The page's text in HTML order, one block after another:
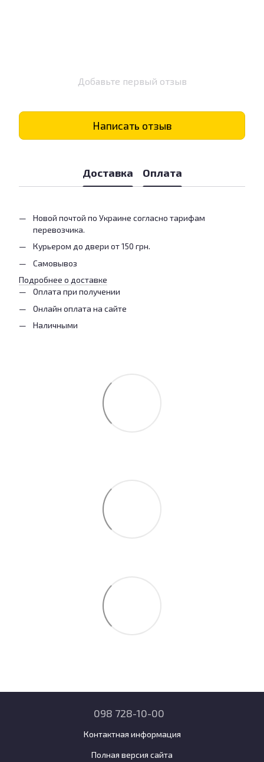
Добавьте первый отзыв
Написать отзыв
Доставка Оплата
Новой почтой по Украине согласно тарифам
перевозчика.
Курьером до двери от 150 грн.
Самовывоз
Подробнее о доставке
Оплата при получении
Онлайн оплата на сайте
Наличными
098 728-10-00
Контактная информация
Полная версия сайта